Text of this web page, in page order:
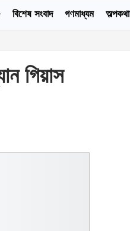
বিশেষ সংবাদ গণমাধ্যম অল্পকথা
গিয়াস